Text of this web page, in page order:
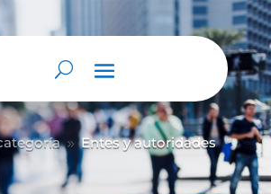
9 Entes y autoridades